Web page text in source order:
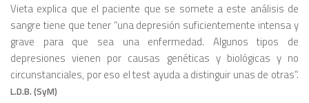
Vieta explica que el paciente que se somete a este análisis de
sangre tiene que tener “una depresión suficientemente intensa y
grave para que sea una enfermedad. Algunos tipos de
depresiones vienen por causas genéticas y biológicas y no
circunstanciales, por eso el test ayuda a distinguir unas de otras”.
L.D.B. (SyM)